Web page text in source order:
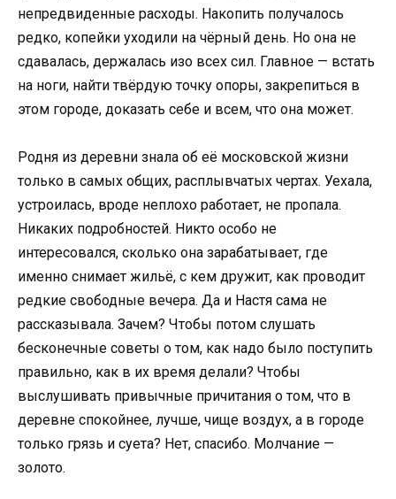
непредвиденные расходы. Накопить получалось
редко, копейки уходили на чёрный день. Но она не
сдавалась, держалась изо всех сил. Главное — встать
на ноги, найти твёрдую точку опоры, закрепиться в
этом городе, доказать себе и всем, что она может.
Родня из деревни знала об её московской жизни
только в самых общих, расплывчатых чертах. Уехала,
устроилась, вроде неплохо работает, не пропала.
Никаких подробностей. Никто особо не
интересовался, сколько она зарабатывает, где
именно снимает жильё, с кем дружит, как проводит
редкие свободные вечера. Да и Настя сама не
рассказывала. Зачем? Чтобы потом слушать
бесконечные советы о том, как надо было поступить
правильно, как в их время делали? Чтобы
выслушивать привычные причитания о том, что в
деревне спокойнее, лучше, чище воздух, а в городе
только грязь и суета? Нет, спасибо. Молчание —
золото.